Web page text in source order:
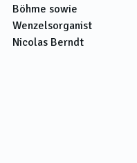
Böhme sowie
Wenzelsorganist
Nicolas Berndt